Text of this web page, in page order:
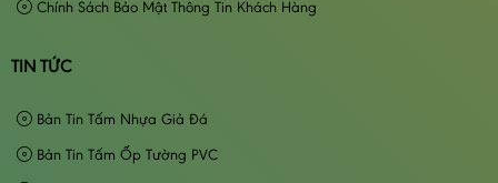
Chính Sách Bảo Mật Thông Tin Khách Hàng
TIN TỨC
Bản Tin Tấm Nhựa Giả Đá
Bản Tin Tấm Ốp Tường PVC